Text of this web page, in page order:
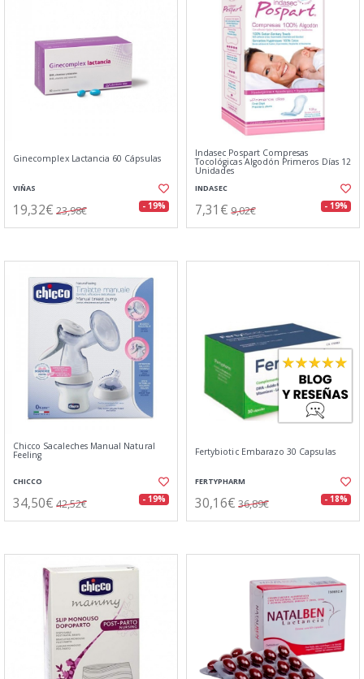
Ginecomplex Lactancia 60 Cápsulas
VIÑAS
19,32€ 23,98€ - 19%
Indasec Pospart Compresas
Tocológicas Algodón Primeros Días 12
Unidades
INDASEC
7,31€ 9,02€ - 19%
Chicco Sacaleches Manual Natural
Feeling
CHICCO
34,50€ 42,52€ - 19%
Fertybiotic Embarazo 30 Capsulas
FERTYPHARM
30,16€ 36,89€ - 18%